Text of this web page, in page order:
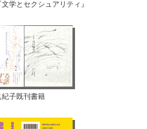
学とセクシュアリティ』
子既刊書籍